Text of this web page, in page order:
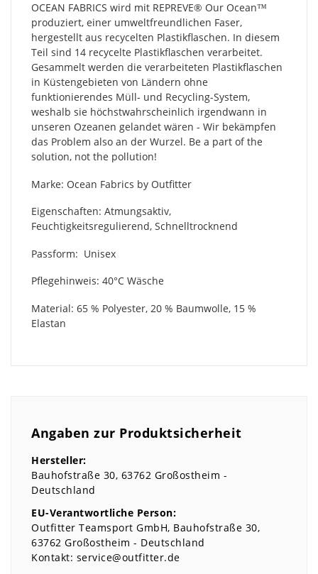
OCEAN FABRICS wird mit REPREVE®️ Our Ocean™
produziert, einer umweltfreundlichen Faser,
hergestellt aus recycelten Plastikflaschen. In diesem
Teil sind 14 recycelte Plastikflaschen verarbeitet.
Gesammelt werden die verarbeiteten Plastikflaschen
in Küstengebieten von Ländern ohne
funktionierendes Müll- und Recycling-System,
weshalb sie höchstwahrscheinlich irgendwann in
unseren Ozeanen gelandet wären - Wir bekämpfen
das Problem also an der Wurzel. Be a part of the
solution, not the pollution!
Marke: Ocean Fabrics by Outfitter
Eigenschaften: Atmungsaktiv,
Feuchtigkeitsregulierend, Schnelltrocknend
Passform: Unisex
Pflegehinweis: 40°C Wäsche
Material: 65 % Polyester, 20 % Baumwolle, 15 %
Elastan
Angaben zur Produktsicherheit
Hersteller:
Bauhofstraße 30 63762 Großostheim
Deutschland
EU-Verantwortliche Person:
Outfitter Teamsport GmbH Bauhofstraße 30
63762 Großostheim
Deutschland
Kontakt: service@outfitter.de